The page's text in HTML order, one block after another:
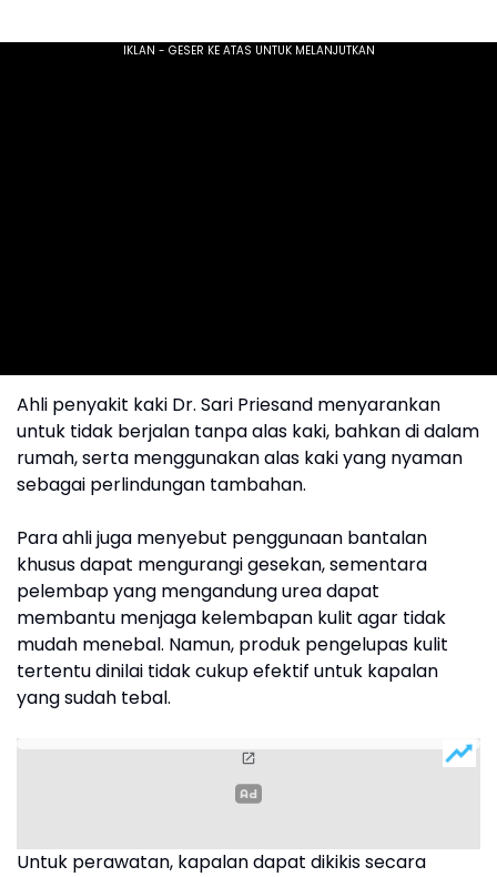
Ahli penyakit kaki Dr. Sari Priesand menyarankan
untuk tidak berjalan tanpa alas kaki, bahkan di dalam
rumah, serta menggunakan alas kaki yang nyaman
sebagai perlindungan tambahan.
Para ahli juga menyebut penggunaan bantalan
khusus dapat mengurangi gesekan, sementara
pelembap yang mengandung urea dapat
membantu menjaga kelembapan kulit agar tidak
mudah menebal. Namun, produk pengelupas kulit
tertentu dinilai tidak cukup efektif untuk kapalan
yang sudah tebal.
Untuk perawatan, kapalan dapat dikikis secara